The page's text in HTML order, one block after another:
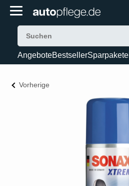
AngeboteBestsellerSparpakete
Vorherige